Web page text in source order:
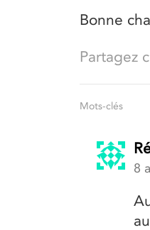
Bonne
Partagez
Mots-clés
8